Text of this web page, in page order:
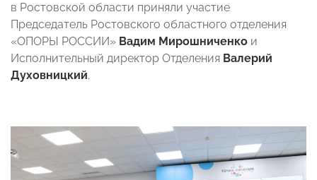
в Ростовской области приняли участие
Председатель Ростовского областного отделения
«ОПОРЫ РОССИИ» Вадим Мирошниченко и
Исполнительный директор Отделения Валерий
Духовницкий.